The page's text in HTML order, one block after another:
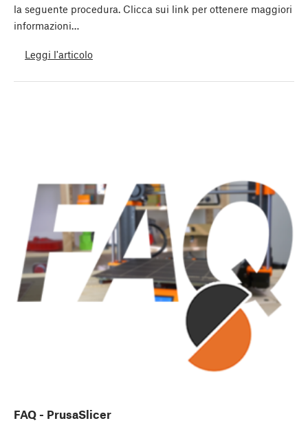
la seguente procedura. Clicca sui link per ottenere maggiori
informazioni…
Leggi l'articolo
FAQ - PrusaSlicer